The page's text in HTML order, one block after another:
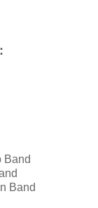
Band
Band